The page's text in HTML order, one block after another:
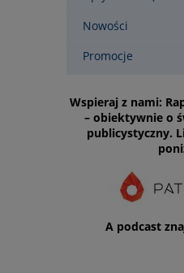
Nowości
Promocje
Wspieraj z nami:
– obiektywnie o
publicystyczny.
A podcast